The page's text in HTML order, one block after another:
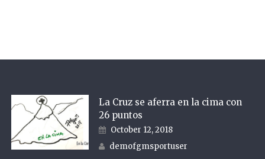
La Cruz se aferra en la cima con
26 puntos
Posted on
October 12, 2018
Author
demofgmsportuser